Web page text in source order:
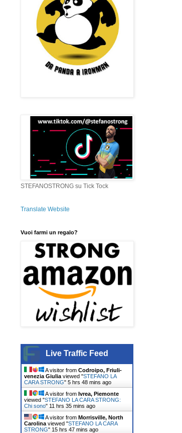
STEFANOSTRONG su Tick Tock
Translate Website
Vuoi farmi un regalo?
Live Traffic Feed
A visitor from Codroipo, Friuli-
venezia Giulia viewed "STEFANO LA
CARA STRONG" 5 hrs 48 mins ago
A visitor from Ivrea, Piemonte
viewed "STEFANO LA CARA STRONG:
Chi sono" 11 hrs 35 mins ago
A visitor from Morrisville, North
Carolina viewed "STEFANO LA CARA
STRONG" 15 hrs 47 mins ago